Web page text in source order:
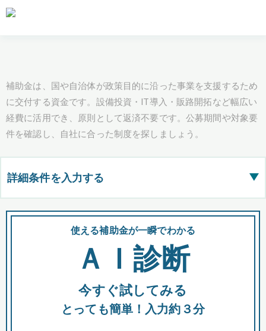
補助金は、国や自治体が政策目的に沿った事業を支援するため
に交付する資金です。設備投資・IT導入・販路開拓など幅広い
経費に活用でき、原則として返済不要です。公募期間や対象要
件を確認し、自社に合った制度を探しましょう。
詳細条件を入力する ▶
都道府県
全国の検索結果を含めて表示
助成金 融資 出資
使える補助金が一瞬でわかる
ＡＩ診断
今すぐ試してみる
とっても簡単！入力約３分